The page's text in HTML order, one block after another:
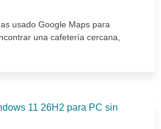
usado Google Maps para
una cafetería cercana,